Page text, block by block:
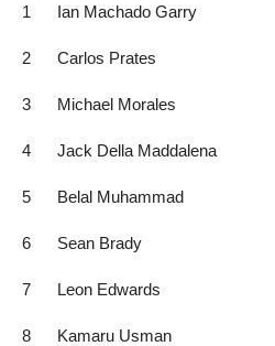
1 Ian Machado Garry
2 Carlos Prates
3 Michael Morales
4 Jack Della Maddalena
5 Belal Muhammad
6 Sean Brady
7 Leon Edwards
8 Kamaru Usman